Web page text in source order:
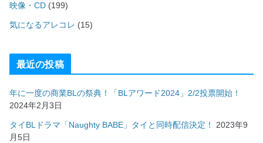
映像・CD (199)
気になるアレコレ (15)
最近の投稿
年に一度の商業BLの祭典！「BLアワード2024」2/2投票開始！
2024年2月3日
タイBLドラマ「Naughty BABE」タイと同時配信決定！
2023年9
月5日